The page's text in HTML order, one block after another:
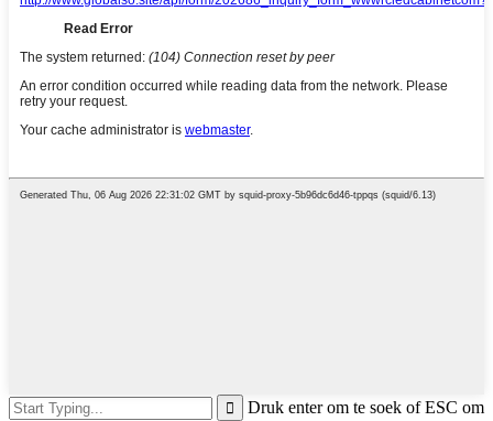
Druk enter om te soek of ESC om